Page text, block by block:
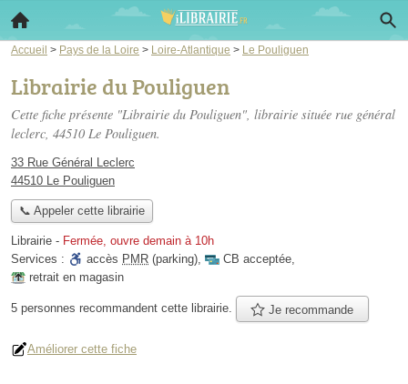
Accueil > Pays de la Loire > Loire-Atlantique > Le Pouliguen
Librairie du Pouliguen
Cette fiche présente "Librairie du Pouliguen", librairie située rue général
leclerc, 44510 Le Pouliguen.
33 Rue Général Leclerc
44510 Le Pouliguen
📞 Appeler cette librairie
Librairie - Fermée, ouvre demain à 10h
Services :
accès PMR (parking), CB acceptée,
retrait en magasin
5 personnes recommandent cette librairie. Je recommande
Améliorer cette fiche